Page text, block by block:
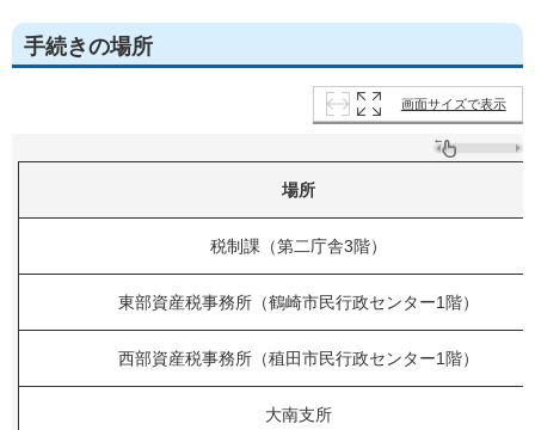
手続きの場所
画面サイズで表示
場所
税制課（第二庁舎3階）
東部資産税事務所（鶴崎市民行政センター1階）
西部資産税事務所（稙田市民行政センター1階）
大南支所